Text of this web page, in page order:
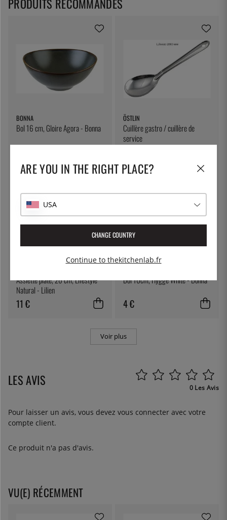
BONNA
Bol 16 cm, Gloire Agora - Bonna
ÖSTLIN
Cuillère gastro / cuillère de
service
Assiette plate, 26 cm, Lifestyle
Natural - Lilien
11 €
Bol 10cm, Hygge White - Bonna
4 €
Voir plus
LES AVIS 0 Les Avis
Pour laisser un avis, vous devez vous connecter avec votre
compte client.
Ce produit n'a pas d'avis.
VU(E) RÉCEMMENT
ARE YOU IN THE RIGHT PLACE?
USA
CHANGE COUNTRY
Continue to thekitchenlab.fr